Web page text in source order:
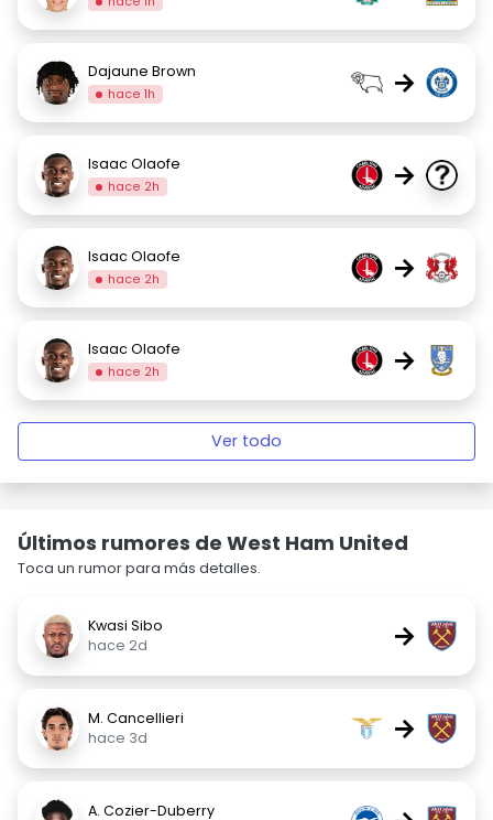
Dajaune Brown
hace 1h →
Isaac Olaofe
hace 2h →
Isaac Olaofe
hace 2h →
Isaac Olaofe
hace 2h →
Ver todo
Últimos rumores de West Ham United
Toca un rumor para más detalles.
Kwasi Sibo
hace 2d
→
M. Cancellieri
hace 3d
→
A. Cozier-Duberry